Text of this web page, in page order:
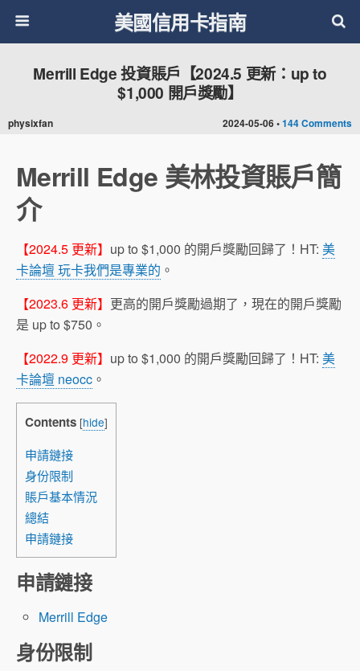
美國信用卡指南
2024-05-06 •144 Comments
Merrill Edge 投資賬戶【2024.5 更新：up to
$1,000 開戶獎勵】
physixfan
Merrill Edge 美林投資賬戶簡
介
【2024.5 更新】 up to $1,000 的開戶獎勵回歸了！HT: 美
卡論壇 玩卡我們是專業的 。
【2023.6 更新】 更高的開戶獎勵過期了，現在的開戶獎勵
是 up to $750。
【2022.9 更新】 up to $1,000 的開戶獎勵回歸了！HT: 美
卡論壇 neocc 。
Contents [hide]
申請鏈接
身份限制
賬戶基本情況
總結
申請鏈接
申請鏈接
Merrill Edge
身份限制